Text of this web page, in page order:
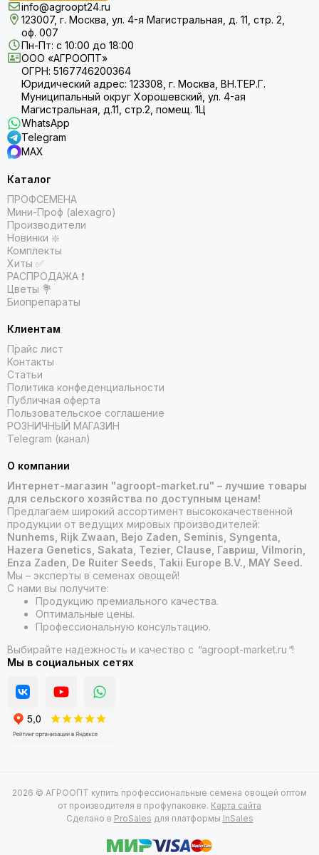
info@agroopt24.ru
123007, г. Москва, ул. 4-я Магистральная, д. 11, стр. 2,
оф. 007
Пн-Пт: с 10:00 до 18:00
ООО «АГРООПТ»
ОГРН: 5167746200364
Юридический адрес: 123308, г. Москва, ВН.ТЕР.Г.
Муниципальный округ Хорошевский, ул. 4-ая
Магистральная, д.11, стр.2, помещ. 1Ц
WhatsApp
Telegram
MAX
Каталог
ПРОФСЕМЕНА
Мини-Проф (alexagro)
Производители
Новинки ❇️
Комплекты
Хиты ✅
РАСПРОДАЖА ❗️
Цветы 💐
Биопрепараты
Клиентам
Прайс лист
Контакты
Статьи
Политика конфеденциальности
Публичная оферта
Пользовательское соглашение
РОЗНИЧНЫЙ МАГАЗИН
Telegram (канал)
О компании
Интернет-магазин "agroopt-market.ru" – лучшие товары
для сельского хозяйства по доступным ценам!
Предлагаем широкий ассортимент высококачественной
продукции от ведущих мировых производителей:
Nunhems, Rijk Zwaan, Bejo Zaden, Seminis, Syngenta,
Hazera Genetics, Sakata, Tezier, Clause, Гавриш, Vilmorin,
Enza Zaden, De Ruiter Seeds, Takii Europe B.V., MAY Seed.
Мы – эксперты в семенах овощей!
С нами вы получите:
Продукцию премиального качества.
Оптимальные цены.
Профессиональную консультацию.
Выбирайте надежность и качество с "agroopt-market.ru "!
Мы в социальных сетях
2026 © АГРООПТ купить профессиональные семена овощей оптом
от производителя в профупаковке. Карта сайта
Сделано в ProSales для платформы InSales